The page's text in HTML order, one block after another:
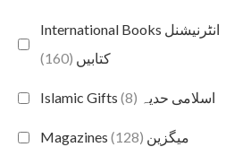
International Books انٹرنیشنل
کتابیں (160)
Islamic Gifts اسلامی حدیہ (8)
Magazines میگزین (128)